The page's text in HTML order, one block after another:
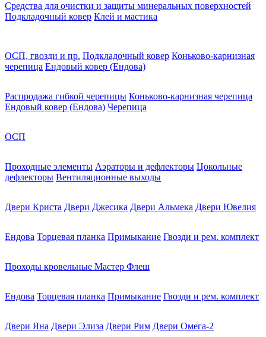
Средства для очистки и защиты минеральных поверхностей
Подкладочный ковер Клей и мастика
ОСП, гвозди и пр. Подкладочный ковер Коньково-карнизная
черепица Ендовый ковер (Ендова)
Распродажа гибкой черепицы Коньково-карнизная черепица
Ендовый ковер (Ендова) Черепица
ОСП
Проходные элементы Аэраторы и дефлекторы Цокольные
дефлекторы Вентиляционные выходы
Двери Криста Двери Джесика Двери Альмека Двери Ювелия
Ендова Торцевая планка Примыкание Гвозди и рем. комплект
Проходы кровельные Мастер Флеш
Ендова Торцевая планка Примыкание Гвозди и рем. комплект
Двери Яна Двери Элиза Двери Рим Двери Омега-2